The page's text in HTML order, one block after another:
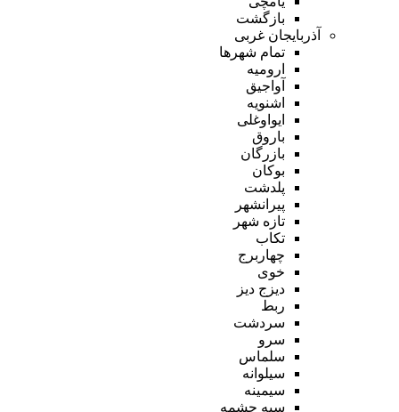
بازگشت
آذربایجان غربی
تمام شهر‌ها
ارومیه
آواجیق
اشنویه
ایواوغلی
باروق
بازرگان
بوکان
پلدشت
پیرانشهر
تازه شهر
تکاب
چهاربرج
خوی
دیزج دیز
ربط
سردشت
سرو
سلماس
سیلوانه
سیمینه
سیه چشمه